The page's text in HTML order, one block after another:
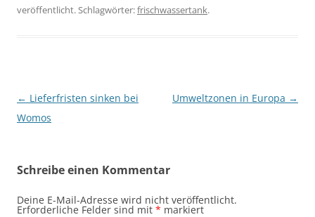
veröffentlicht. Schlagwörter:frischwassertank.
Beitragsnavigation
← Lieferfristen sinken bei
Womos
Umweltzonen in Europa →
Schreibe einen Kommentar
Deine E-Mail-Adresse wird nicht veröffentlicht.
Erforderliche Felder sind mit * markiert